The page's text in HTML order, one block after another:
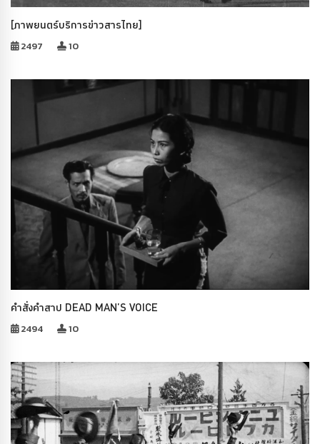
[ภาพยนตร์บริการข่าวสารไทย]
2497 10
คำสั่งคำสาป DEAD MAN’S VOICE
2494 10